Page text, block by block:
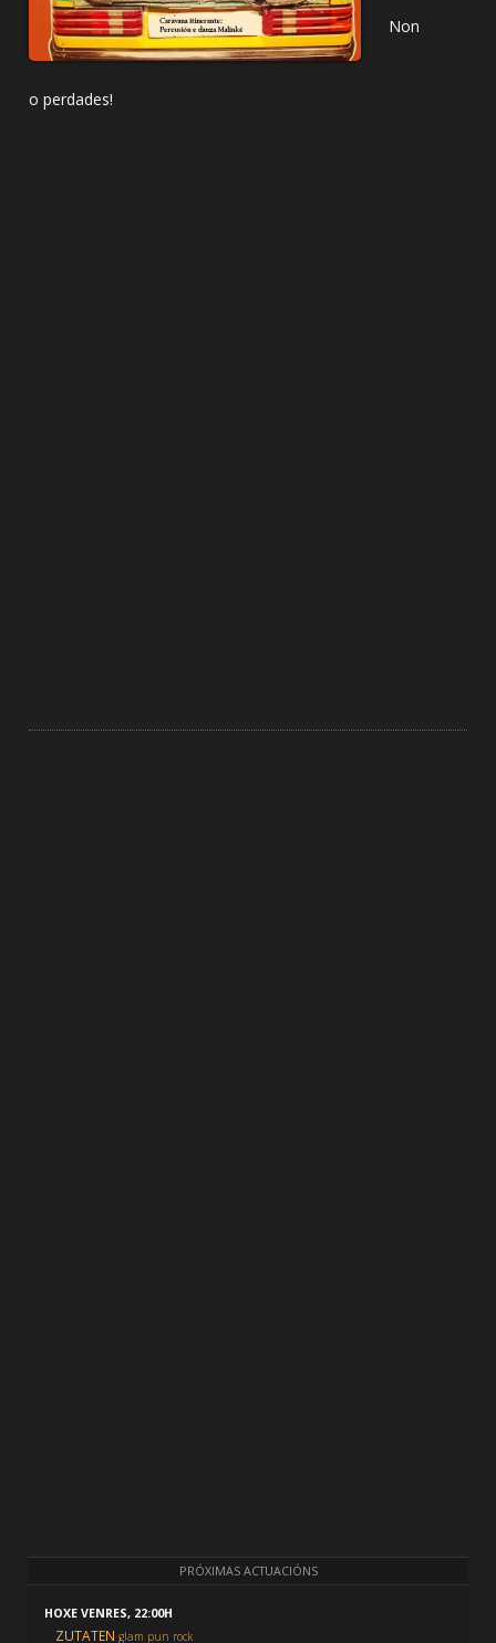
Non
o perdades!
PRÓXIMAS ACTUACIÓNS
HOXE VENRES, 22:00H
ZUTATEN glam pun rock